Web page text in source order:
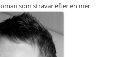
som strävar efter en mer